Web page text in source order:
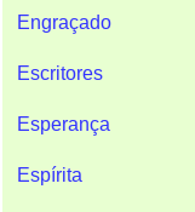
Engraçado
Escritores
Esperança
Espírita